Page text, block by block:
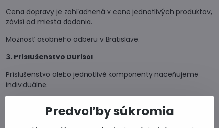
Cena dopravy je zohľadnená v cene jednotlivých produktov,
závisí od miesta dodania.
Možnosť osobného odberu v Bratislave.
3. Príslušenstvo Durisol
Príslušenstvo alebo jednotlivé komponenty naceňujeme
individuálne.
0917 969 003
Technické poradenstvo
Predvoľby súkromia